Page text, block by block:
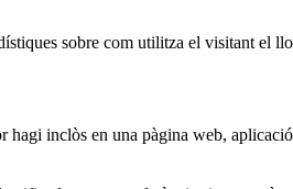
sobre com utilitza el visitant el
inclòs en una pàgina web,